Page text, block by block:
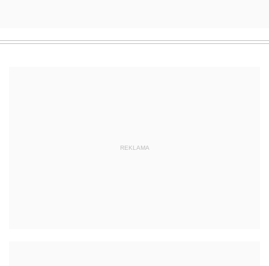
REKLAMA